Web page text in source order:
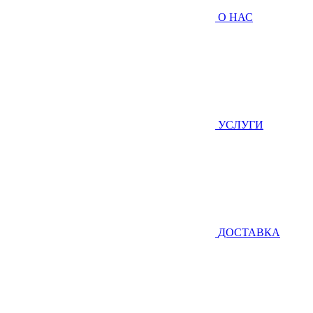
О НАС
УСЛУГИ
ДОСТАВКА